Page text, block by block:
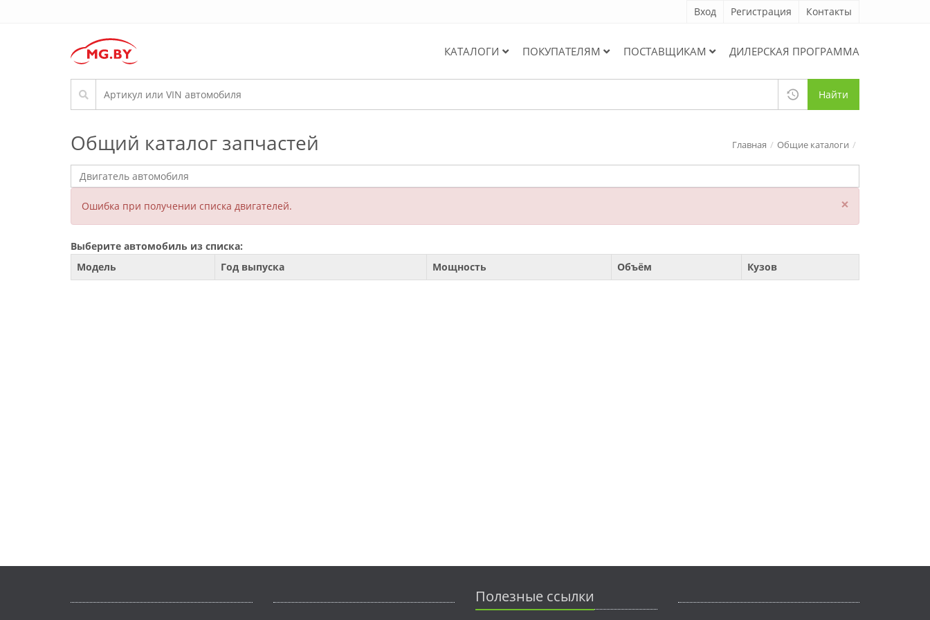
Вход Регистрация Контакты
КАТАЛОГИ ПОКУПАТЕЛЯМ ПОСТАВЩИКАМ ДИЛЕРСКАЯ ПРОГРАММА
Найти
Общий каталог запчастей Главная Общие каталоги
Ошибка при получении списка двигателей. ×
Выберите автомобиль из списка:
Модель
Год выпуска Мощность Объём Кузов
Полезные ссылки